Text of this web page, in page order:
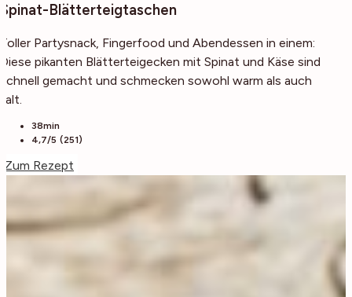
Spinat-Blätterteigtaschen
Toller Partysnack, Fingerfood und Abendessen in einem:
Diese pikanten Blätterteigecken mit Spinat und Käse sind
schnell gemacht und schmecken sowohl warm als auch
kalt.
38min
4,7/5 (251)
Zum Rezept